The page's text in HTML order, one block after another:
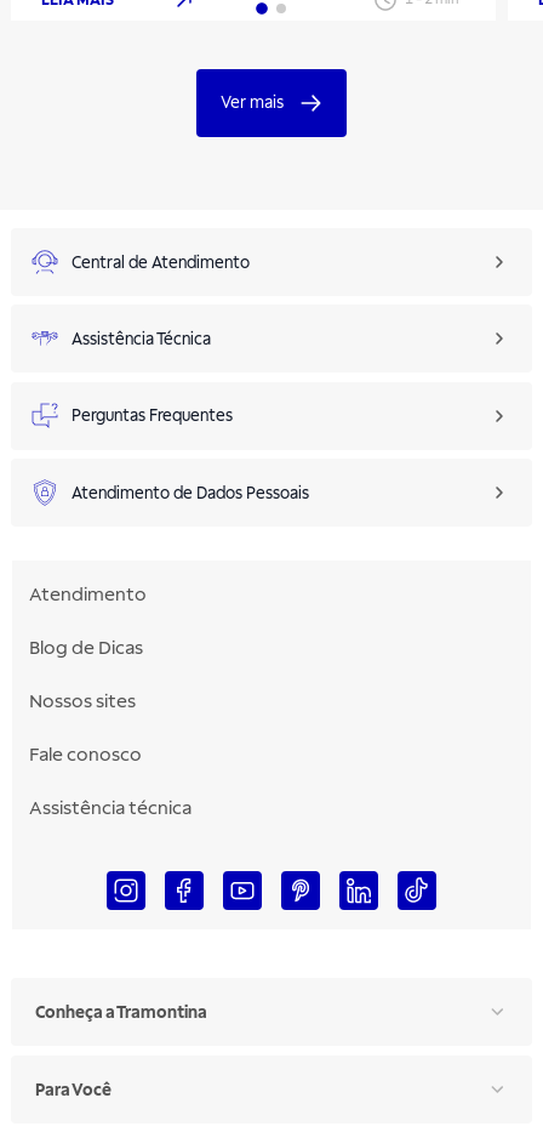
Ver mais
Central de Atendimento
Assistência Técnica
Perguntas Frequentes
Atendimento de Dados Pessoais
Atendimento
Blog de Dicas
Nossos sites
Fale conosco
Assistência técnica
Conheça a Tramontina
Para Você